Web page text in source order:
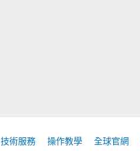
技術服務 操作教學 全球官網